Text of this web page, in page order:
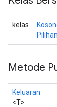
kelas
Pilihan
Metode
Keluaran
<T>